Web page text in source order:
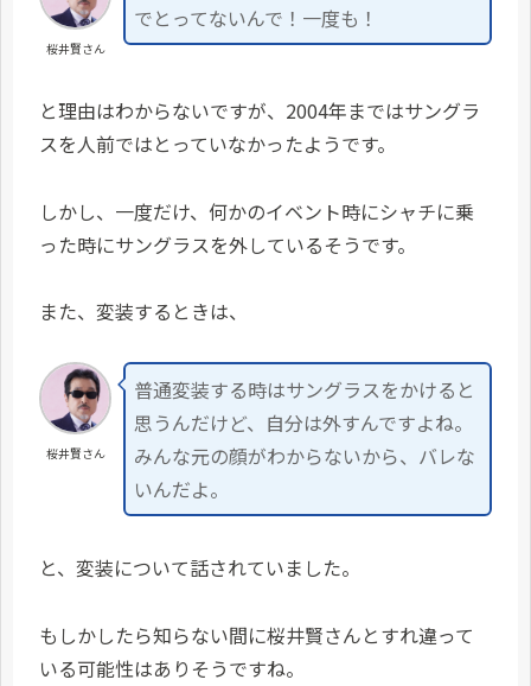
桜井賢さん
でとってないんで！一度も！
と理由はわからないですが、2004年まではサングラ
スを人前ではとっていなかったようです。
しかし、一度だけ、何かのイベント時にシャチに乗
った時にサングラスを外しているそうです。
また、変装するときは、
桜井賢さん
普通変装する時はサングラスをかけると
思うんだけど、自分は外すんですよね。
みんな元の顔がわからないから、バレな
いんだよ。
と、変装について話されていました。
もしかしたら知らない間に桜井賢さんとすれ違って
いる可能性はありそうですね。